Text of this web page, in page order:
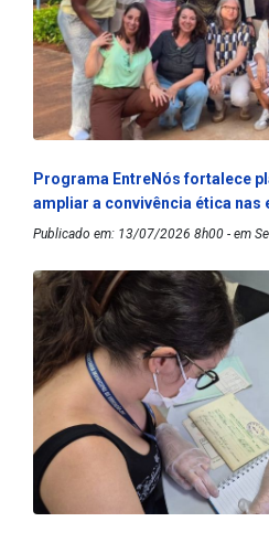
Programa EntreNós fortalece
ampliar a convivência ética nas
Publicado em: 13/07/2026 8h00 - em